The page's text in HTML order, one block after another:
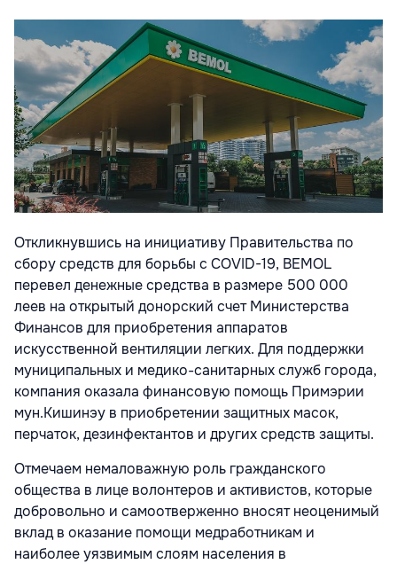
Откликнувшись на инициативу Правительства по
сбору средств для борьбы с COVID-19, BEMOL
перевел денежные средства в размере 500 000
леев на открытый донорский счет Министерства
Финансов для приобретения аппаратов
искусственной вентиляции легких. Для поддержки
муниципальных и медико-санитарных служб города,
компания оказала финансовую помощь Примэрии
мун.Кишинэу в приобретении защитных масок,
перчаток, дезинфектантов и других средств защиты.
Отмечаем немаловажную роль гражданского
общества в лице волонтеров и активистов, которые
добровольно и самоотверженно вносят неоценимый
вклад в оказание помощи медработникам и
наиболее уязвимым слоям населения в